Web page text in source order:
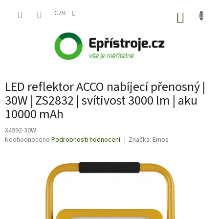
CZK
LED reflektor ACCO nabíjecí přenosný |
30W | ZS2832 | svítivost 3000 lm | aku
10000 mAh
X4992-30W
Průměrné
Neohodnoceno Podrobnosti hodnocení Značka: Emos